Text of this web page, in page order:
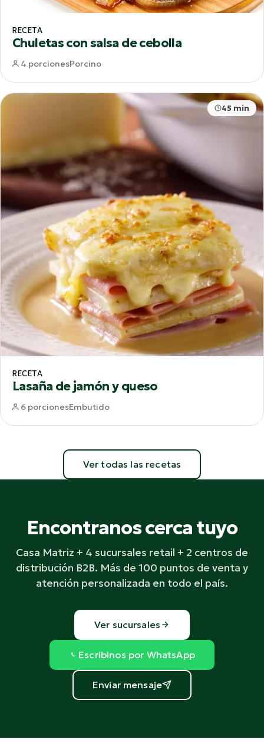
RECETA
Chuletas con salsa de cebolla
4 porcionesPorcino
45 min
RECETA
Lasaña de jamón y queso
6 porcionesEmbutido
Ver todas las recetas
Encontranos cerca tuyo
Casa Matriz + 4 sucursales retail + 2 centros de
distribución B2B. Más de 100 puntos de venta y
atención personalizada en todo el país.
Ver sucursales
Escribinos por WhatsApp
Enviar mensaje